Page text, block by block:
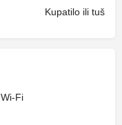
Kupatilo ili tuš
Wi-Fi